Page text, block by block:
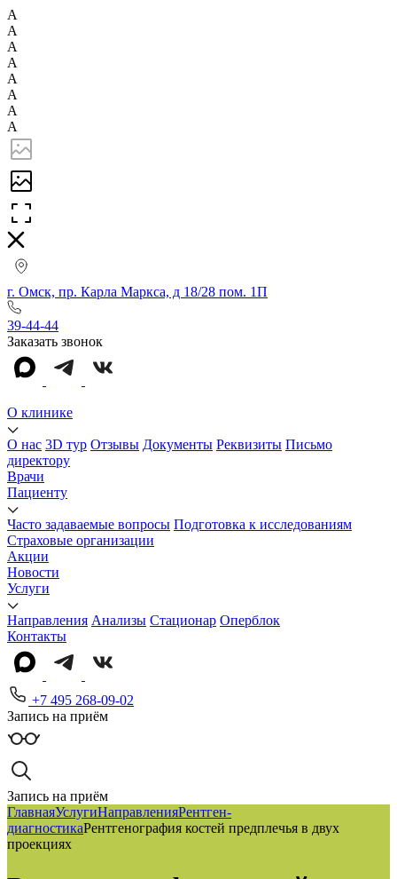
А
А
А
А
А
А
А
А
г. Омск, пр. Карла Маркса, д 18/28 пом. 1П
39-44-44
Заказать звонок
О клинике
О нас 3D тур Отзывы Документы Реквизиты Письмо
директору
Врачи
Пациенту
Часто задаваемые вопросы Подготовка к исследованиям
Страховые организации
Акции
Новости
Услуги
Направления Анализы Стационар Оперблок
Контакты
+7 495 268-09-02
Запись на приём
Запись на приём
ГлавнаяУслугиНаправленияРентген-
диагностикаРентгенография костей предплечья в двух
проекциях